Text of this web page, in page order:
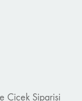
Çiçek Siparişi